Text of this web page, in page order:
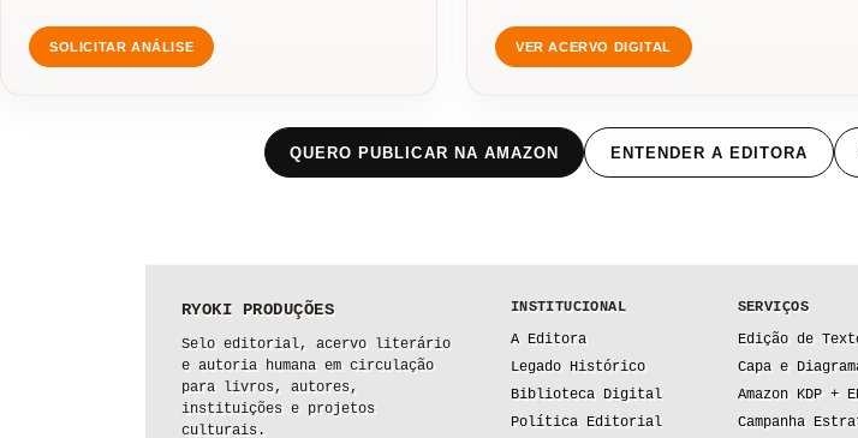
SOLICITAR ANÁLISE VER ACERVO DIGITAL
QUERO PUBLICAR NA AMAZON ENTENDER A EDITORA
RYOKI PRODUÇÕES
Selo editorial, acervo literário
e autoria humana em circulação
para livros, autores,
instituições e projetos
culturais.
INSTITUCIONAL
A Editora
Legado Histórico
Biblioteca Digital
Política Editorial
SERVIÇOS
Edição de
Capa e
Amazon KDP +
Campanha